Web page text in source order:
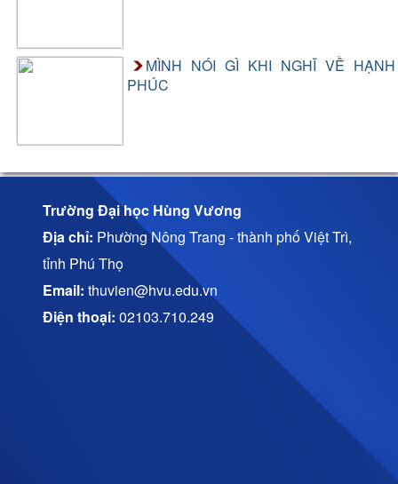
MÌNH NÓI GÌ KHI NGHĨ VỀ HẠNH
PHÚC
Trường Đại học Hùng Vương
Địa chỉ: Phường Nông Trang - thành phố Việt Trì,
tỉnh Phú Thọ
Email: thuvien@hvu.edu.vn
Điện thoại: 02103.710.249